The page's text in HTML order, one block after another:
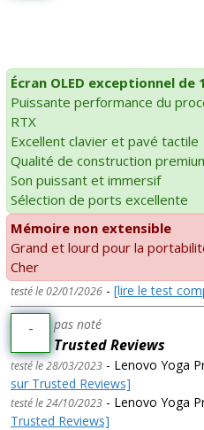
Écran OLED exceptionnel de
Puissante performance du
RTX
Excellent clavier et pavé tactile
Qualité de construction
Son puissant et immersif
Sélection de ports excellente
Mémoire non extensible
Grand et lourd pour la
Cher
testé le 02/01/2026 - [lire le test
- pas noté
Trusted Reviews
testé le 28/03/2023 - Lenovo Yoga
sur Trusted Reviews]
testé le 24/10/2023 - Lenovo Yoga
Trusted Reviews]